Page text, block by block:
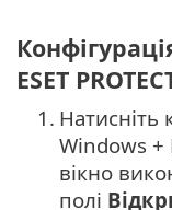
ESET
1. Натисніть
Windows +
вікно
полі